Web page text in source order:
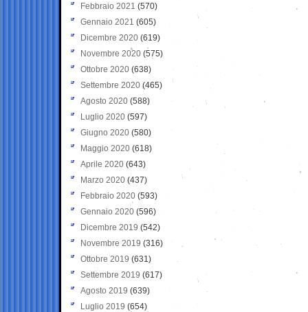
Febbraio 2021 (570)
Gennaio 2021 (605)
Dicembre 2020 (619)
Novembre 2020 (575)
Ottobre 2020 (638)
Settembre 2020(465)
Agosto 2020 (588)
Luglio 2020 (597)
Giugno 2020 (580)
Maggio 2020 (618)
Aprile 2020 (643)
Marzo 2020 (437)
Febbraio 2020 (593)
Gennaio 2020 (596)
Dicembre 2019 (542)
Novembre 2019 (316)
Ottobre 2019 (631)
Settembre 2019 (617)
Agosto 2019 (639)
Luglio 2019 (654)